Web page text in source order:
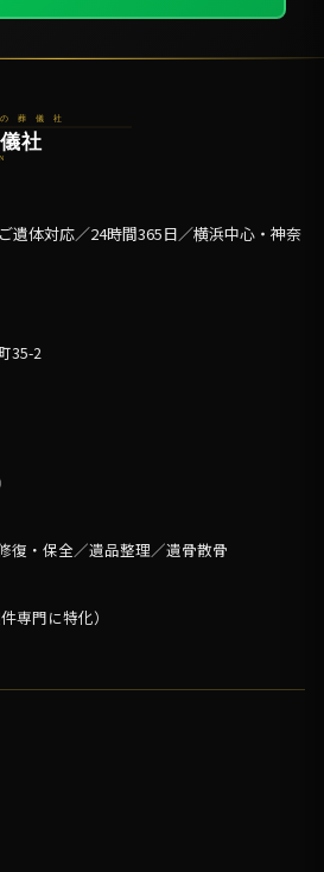
遺体対応／24時間365日／横浜中心・神奈
35-2
復・保全／遺品整理／遺骨散骨
専門に特化）